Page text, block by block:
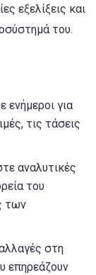
εξελίξεις και
του.
ενήμεροι για
τις τάσεις
αναλυτικές
του
των
στη
επηρεάζουν